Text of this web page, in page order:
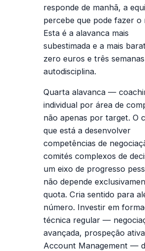
responde de manhã, a
percebe que pode fazer o
Esta é a alavanca mais
subestimada e a mais
zero euros e três
autodisciplina.
Quarta alavanca —
individual por área de
não apenas por target. O
que está a desenvolver
competências de
comités complexos de
um eixo de progresso
não depende
quota. Cria sentido para
número. Investir em
técnica regular —
avançada, prospeção
Account Management —